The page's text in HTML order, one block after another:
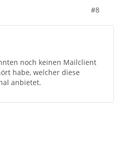
#8
noch keinen Mailclient
habe, welcher diese
anbietet.